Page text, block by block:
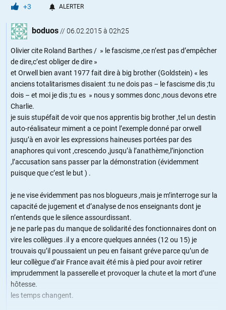
+3 ALERTER
boduos// 06.02.2015 à 02h25
Olivier cite Roland Barthes / » le fascisme ,ce n’est pas d’empêcher
de dire,c’est obliger de dire »
et Orwell bien avant 1977 fait dire à big brother (Goldstein) « les
anciens totalitarismes disaient :tu ne dois pas – le fascisme dis ;tu
dois – et moi je dis ;tu es » nous y sommes donc ,nous devons etre
Charlie.
je suis stupéfait de voir que nos apprentis big brother ,tel un destin
auto-réalisateur miment a ce point l’exemple donné par orwell
jusqu’à en avoir les expressions haineuses portées par des
anaphores qui vont ,crescendo ,jusqu’à l’anathème,l’injonction
,l’accusation sans passer par la démonstration (évidemment
puisque que c’est le but ) .
je ne vise évidemment pas nos blogueurs ,mais je m’interroge sur la
capacité de jugement et d’analyse de nos enseignants dont je
n’entends que le silence assourdissant.
je ne parle pas du manque de solidarité des fonctionnaires dont on
vire les collègues .il y a encore quelques années (12 ou 15) je
trouvais qu’il poussaient un peu en faisant gréve parce qu’un de
leur collègue d’air France avait été mis à pied pour avoir retirer
imprudemment la passerelle et provoquer la chute et la mort d’une
hôtesse.
les temps changent.